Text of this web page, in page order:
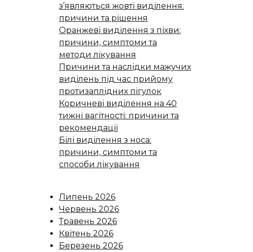
з’являються жовті виділення:
причини та рішення
Оранжеві виділення з піхви:
причини, симптоми та
методи лікування
Причини та наслідки мажучих
виділень під час прийому
протизаплідних пігулок
Коричневі виділення на 40
тижні вагітності: причини та
рекомендації
Білі виділення з носа:
причини, симптоми та
способи лікування
Липень 2026
Червень 2026
Травень 2026
Квітень 2026
Березень 2026